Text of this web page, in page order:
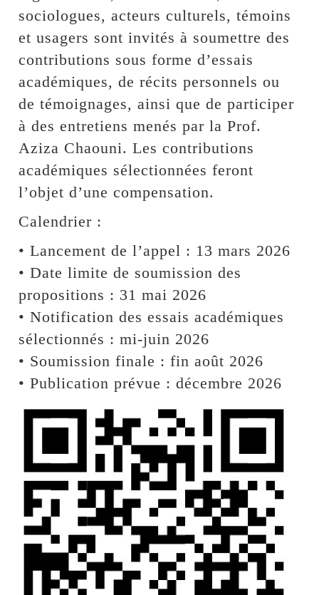
sociologues, acteurs culturels, témoins
et usagers sont invités à soumettre des
contributions sous forme d’essais
académiques, de récits personnels ou
de témoignages, ainsi que de participer
à des entretiens menés par la Prof.
Aziza Chaouni. Les contributions
académiques sélectionnées feront
l’objet d’une compensation.
Calendrier :
• Lancement de l’appel : 13 mars 2026
• Date limite de soumission des
propositions : 31 mai 2026
• Notification des essais académiques
sélectionnés : mi-juin 2026
• Soumission finale : fin août 2026
• Publication prévue : décembre 2026